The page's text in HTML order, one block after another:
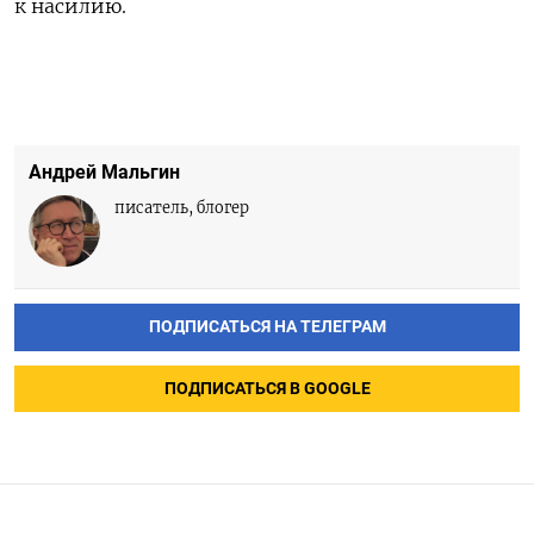
к насилию.
Андрей Мальгин
писатель, блогер
ПОДПИСАТЬСЯ НА ТЕЛЕГРАМ
ПОДПИСАТЬСЯ В GOOGLE